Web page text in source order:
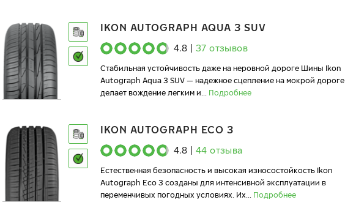
IKON AUTOGRAPH AQUA 3 SUV
4.8 37 отзывов
Стабильная устойчивость даже на неровной дороге Шины Ikon
Autograph Aqua 3 SUV — надежное сцепление на мокрой дороге
делает вождение легким и... Подробнее
IKON AUTOGRAPH ECO 3
4.8 44 отзыва
Естественная безопасность и высокая износостойкость Ikon
Autograph Eco 3 созданы для интенсивной эксплуатации в
переменчивых погодных условиях. Их... Подробнее